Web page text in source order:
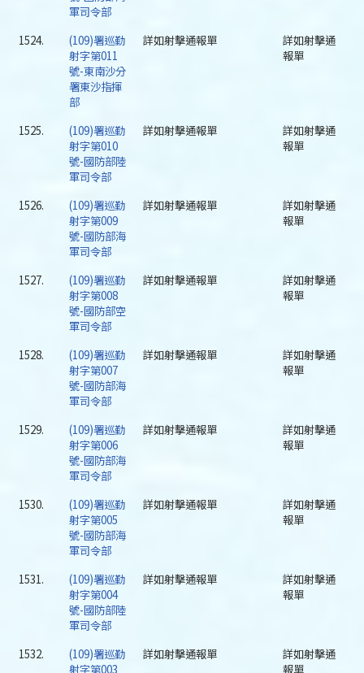
軍司令部
1524.
(109)署巡勤
射字第011
號-東南沙分
署東沙指揮
部
詳如射擊通報單
詳如射擊通
報單
1525.
(109)署巡勤
射字第010
號-國防部陸
軍司令部
詳如射擊通報單
詳如射擊通
報單
1526.
(109)署巡勤
射字第009
號-國防部海
軍司令部
詳如射擊通報單
詳如射擊通
報單
1527.
(109)署巡勤
射字第008
號-國防部空
軍司令部
詳如射擊通報單
詳如射擊通
報單
1528.
(109)署巡勤
射字第007
號-國防部海
軍司令部
詳如射擊通報單
詳如射擊通
報單
1529.
(109)署巡勤
射字第006
號-國防部海
軍司令部
詳如射擊通報單
詳如射擊通
報單
1530.
(109)署巡勤
射字第005
號-國防部海
軍司令部
詳如射擊通報單
詳如射擊通
報單
1531.
(109)署巡勤
射字第004
號-國防部陸
軍司令部
詳如射擊通報單
詳如射擊通
報單
1532.
(109)署巡勤
射字第003
詳如射擊通報單
詳如射擊通
報單